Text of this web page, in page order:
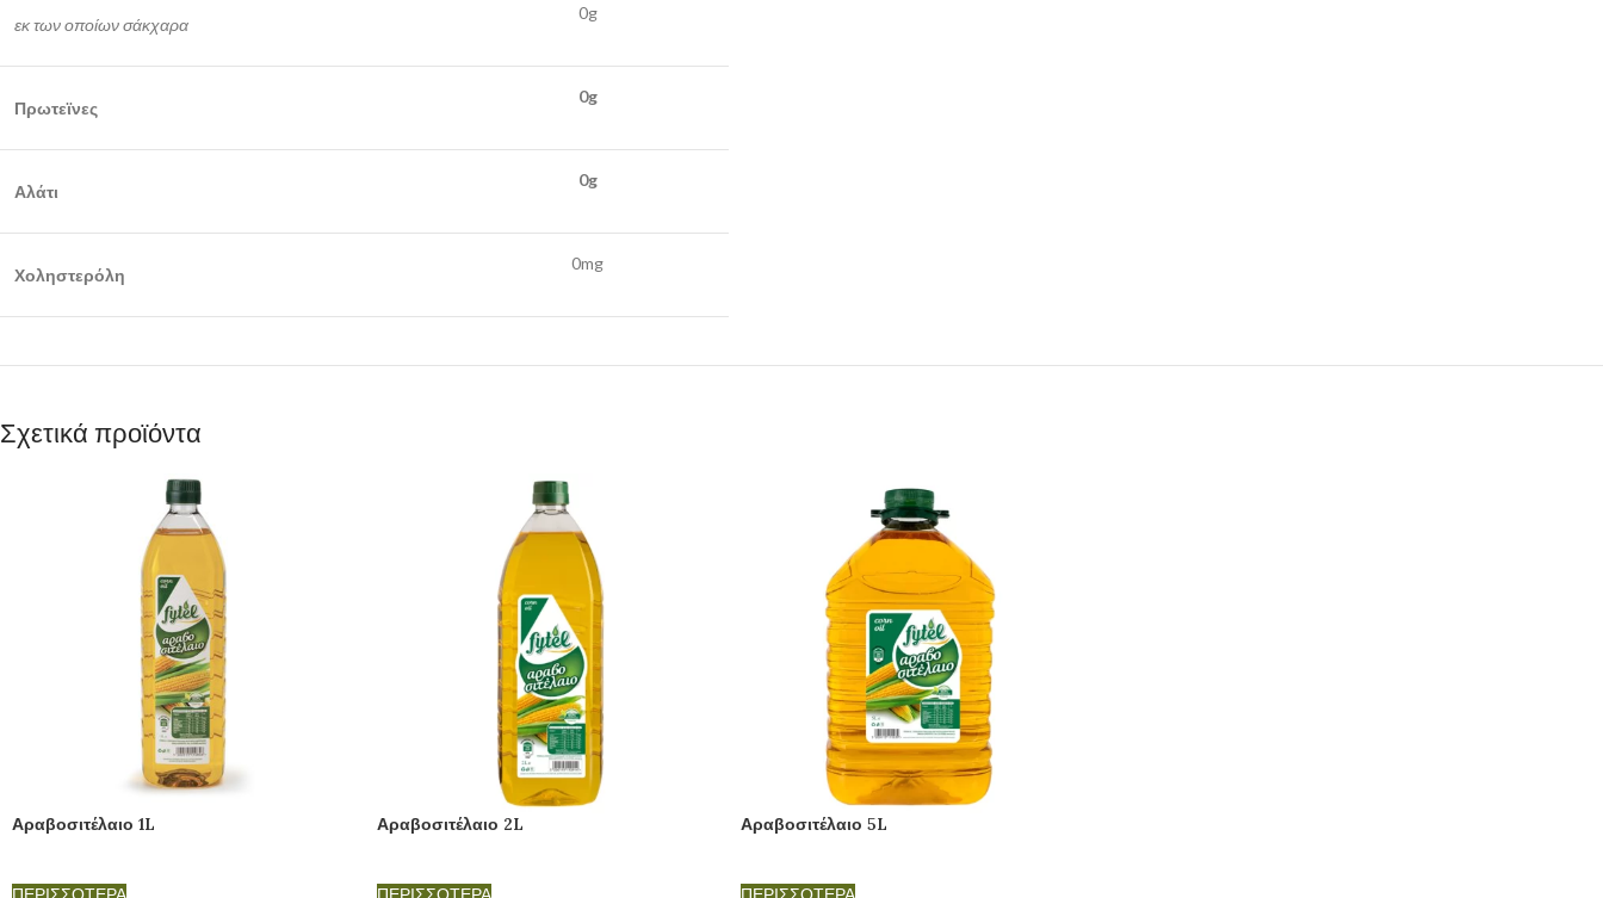
εκ των οποίων σάκχαρα
0g
Πρωτεϊνες
0g
Αλάτι
0g
Χοληστερόλη
0mg
Σχετικά προϊόντα
Αραβοσιτέλαιο 1L Αραβοσιτέλαιο 2L Αραβοσιτέλαιο 5L